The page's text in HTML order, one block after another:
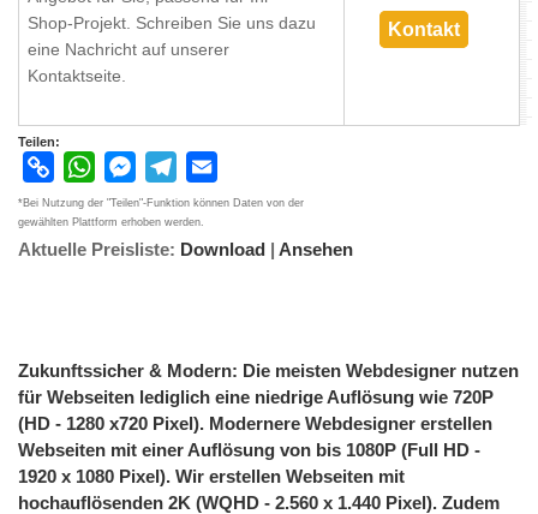
Shop-Projekt. Schreiben Sie uns dazu
eine Nachricht auf unserer
Kontaktseite.
Kontakt
Teilen:
Copy
Link
WhatsAppMessenger
Telegram
*Bei Nutzung der "Teilen"-Funktion können Daten von der
gewählten Plattform erhoben werden.
Aktuelle Preisliste: Download | Ansehen
Zukunftssicher & Modern: Die meisten Webdesigner nutzen
für Webseiten lediglich eine niedrige Auflösung wie 720P
(HD - 1280 x720 Pixel). Modernere Webdesigner erstellen
Webseiten mit einer Auflösung von bis 1080P (Full HD -
1920 x 1080 Pixel). Wir erstellen Webseiten mit
hochauflösenden 2K (WQHD - 2.560 x 1.440 Pixel). Zudem